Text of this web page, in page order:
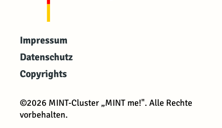
Impressum
Datenschutz
Copyrights
©2026 MINT-Cluster „MINT me!". Alle Rechte
vorbehalten.